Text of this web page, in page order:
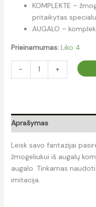
KOMPLEKTE –
pritaikytas
AUGALO –
Prieinamumas: Liko 4
- +
Aprašymas
Leisk savo fantazijai
žmogeliukui iš augalų
augalo. Tinkamas
imitacija.